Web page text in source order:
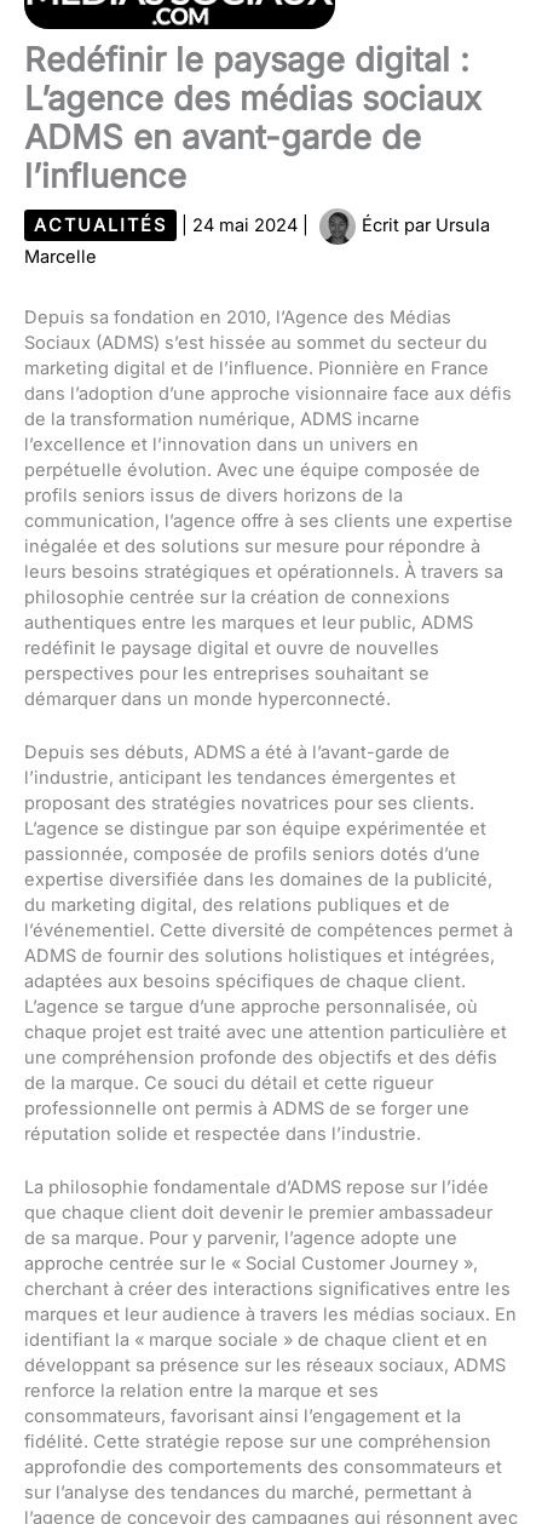
Redéfinir le paysage digital :
L’agence des médias sociaux
ADMS en avant-garde de
l’influence
ACTUALITÉS 24 mai 2024 Écrit par Ursula
Marcelle
Depuis sa fondation en 2010, l’Agence des Médias
Sociaux (ADMS) s’est hissée au sommet du secteur du
marketing digital et de l’influence. Pionnière en France
dans l’adoption d’une approche visionnaire face aux défis
de la transformation numérique, ADMS incarne
l’excellence et l’innovation dans un univers en
perpétuelle évolution. Avec une équipe composée de
profils seniors issus de divers horizons de la
communication, l’agence offre à ses clients une expertise
inégalée et des solutions sur mesure pour répondre à
leurs besoins stratégiques et opérationnels. À travers sa
philosophie centrée sur la création de connexions
authentiques entre les marques et leur public, ADMS
redéfinit le paysage digital et ouvre de nouvelles
perspectives pour les entreprises souhaitant se
démarquer dans un monde hyperconnecté.
Depuis ses débuts, ADMS a été à l’avant-garde de
l’industrie, anticipant les tendances émergentes et
proposant des stratégies novatrices pour ses clients.
L’agence se distingue par son équipe expérimentée et
passionnée, composée de profils seniors dotés d’une
expertise diversifiée dans les domaines de la publicité,
du marketing digital, des relations publiques et de
l’événementiel. Cette diversité de compétences permet à
ADMS de fournir des solutions holistiques et intégrées,
adaptées aux besoins spécifiques de chaque client.
L’agence se targue d’une approche personnalisée, où
chaque projet est traité avec une attention particulière et
une compréhension profonde des objectifs et des défis
de la marque. Ce souci du détail et cette rigueur
professionnelle ont permis à ADMS de se forger une
réputation solide et respectée dans l’industrie.
La philosophie fondamentale d’ADMS repose sur l’idée
que chaque client doit devenir le premier ambassadeur
de sa marque. Pour y parvenir, l’agence adopte une
approche centrée sur le « Social Customer Journey »,
cherchant à créer des interactions significatives entre les
marques et leur audience à travers les médias sociaux. En
identifiant la « marque sociale » de chaque client et en
développant sa présence sur les réseaux sociaux, ADMS
renforce la relation entre la marque et ses
consommateurs, favorisant ainsi l’engagement et la
fidélité. Cette stratégie repose sur une compréhension
approfondie des comportements des consommateurs et
sur l’analyse des tendances du marché, permettant à
l’agence de concevoir des campagnes qui résonnent avec